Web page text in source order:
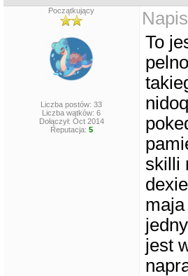
Początkujący
Liczba postów: 33
Liczba wątków: 6
Dołączył: Oct 2014
Reputacja: 5
To
skilli
jest